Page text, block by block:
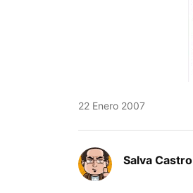
22 Enero 2007
Salva Castro